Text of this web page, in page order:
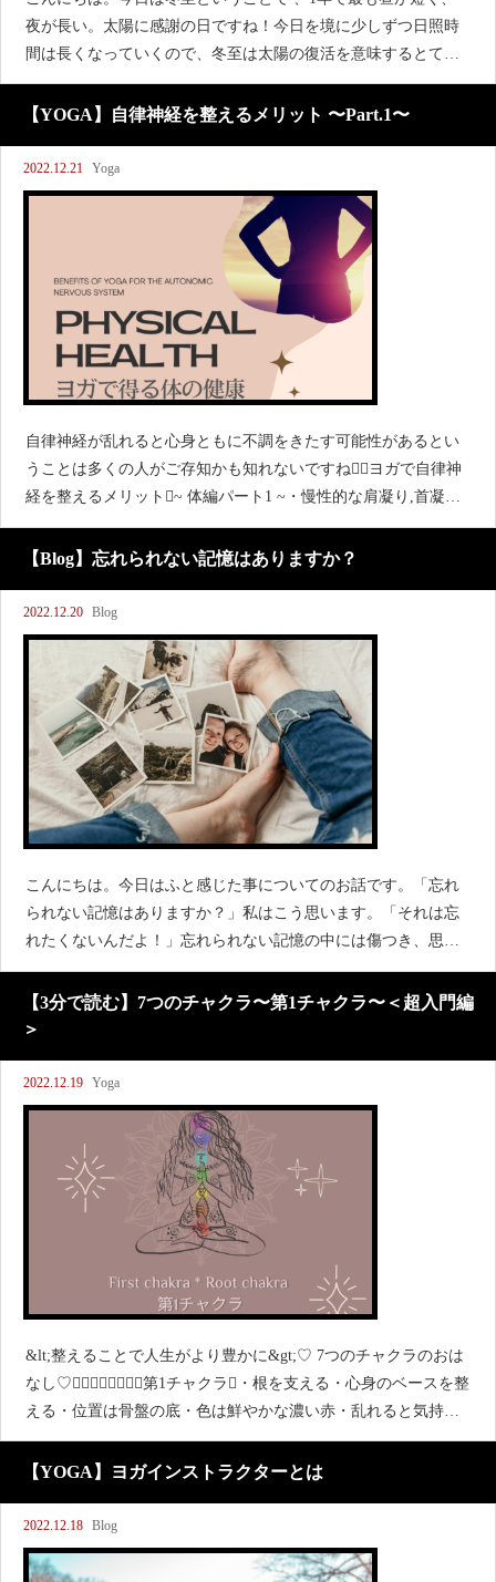
夜が長い。太陽に感謝の日ですね！今日を境に少しずつ日照時
間は長くなっていくので、冬至は太陽の復活を意味するとても
大切な節目の日です。陰極まって陽に転ずる そんな冬至です
が、ゆず風呂に入るだとか、かぼちゃを食べるだとか
【YOGA】自律神経を整えるメリット 〜Part.1〜
2022.12.21 Yoga
自律神経が乱れると心身ともに不調をきたす可能性があるとい
うことは多くの人がご存知かも知れないですねヨガで自律神
経を整えるメリット~ 体編パート1 ~・慢性的な肩凝り,首凝り
の緩和・慢性的なら腰痛の緩和・偏頭痛の緩和,予防自律神経の
乱れが原因で血液が滞ることが原因で引き
【Blog】忘れられない記憶はありますか？
2022.12.20 Blog
こんにちは。今日はふと感じた事についてのお話です。「忘れ
られない記憶はありますか？」私はこう思います。「それは忘
れたくないんだよ！」忘れられない記憶の中には傷つき、思い
出すだけでツライ。そんな記憶も多くあるでしょう。それなの
に忘れられないのはなぜ？
【3分で読む】7つのチャクラ〜第1チャクラ〜＜超入門編
＞
2022.12.19 Yoga
&lt;整えることで人生がより豊かに&gt;♡ 7つのチャクラのおは
なし♡┈┈┈✽┈┈┈第1チャクラ・根を支える・心身のベースを整
える・位置は骨盤の底・色は鮮やかな濃い赤・乱れると気持ち
が不安定になりがち整えるためにはしっかりと大地と繋がっ
て、地球を感じて、地に
【YOGA】ヨガインストラクターとは
2022.12.18 Blog